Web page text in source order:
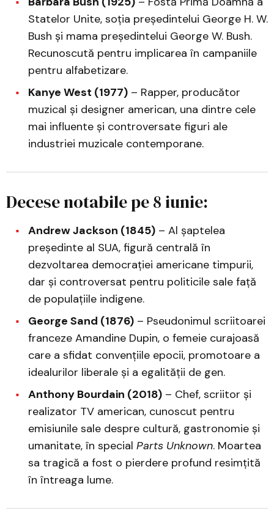
Statelor Unite, soția președintelui George H. W.
Bush și mama președintelui George W. Bush.
Recunoscută pentru implicarea în campaniile
pentru alfabetizare.
Kanye West (1977) – Rapper, producător
muzical și designer american, una dintre cele
mai influente și controversate figuri ale
industriei muzicale contemporane.
Decese notabile pe 8 iunie:
Andrew Jackson (1845) – Al șaptelea
președinte al SUA, figură centrală în
dezvoltarea democrației americane timpurii,
dar și controversat pentru politicile sale față
de populațiile indigene.
George Sand (1876) – Pseudonimul scriitoarei
franceze Amandine Dupin, o femeie curajoasă
care a sfidat convențiile epocii, promotoare a
idealurilor liberale și a egalității de gen.
Anthony Bourdain (2018) – Chef, scriitor și
realizator TV american, cunoscut pentru
emisiunile sale despre cultură, gastronomie și
umanitate, în special Parts Unknown. Moartea
sa tragică a fost o pierdere profund resimțită
în întreaga lume.